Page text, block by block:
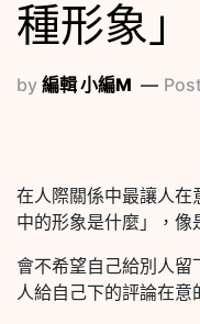
種形象」
by 編輯 小編M
在人際關係中最讓人在
中的形象是什麼」，像
會不希望自己給別人留
人給自己下的評論在意